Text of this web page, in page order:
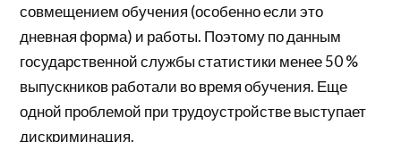
совмещением обучения (особенно если это
дневная форма) и работы. Поэтому по данным
государственной службы статистики менее 50 %
выпускников работали во время обучения. Еще
одной проблемой при трудоустройстве выступает
дискриминация.